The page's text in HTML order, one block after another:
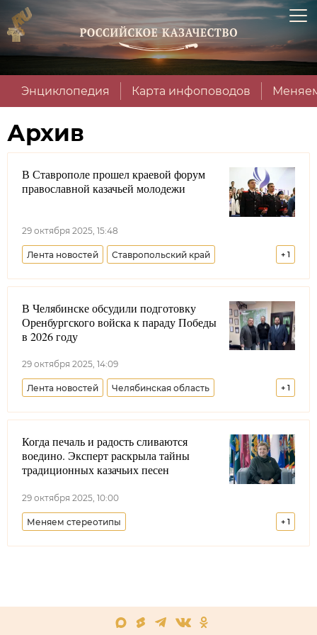
Энциклопедия Карта инфоповодов
Архив
В Ставрополе прошел краевой форум
православной казачьей молодежи
29 октября 2025, 15:48
+ 1
Лента новостей Ставропольский край
Казачья молодежь
В Челябинске обсудили подготовку
Оренбургского войска к параду Победы
в 2026 году
29 октября 2025, 14:09
+ 1
Лента новостей Челябинская область
Оренбургское войсковое казачье общество
Когда печаль и радость сливаются
воедино. Эксперт раскрыла тайны
традиционных казачьих песен
29 октября 2025, 10:00
+ 1
Меняем стереотипы
Совет при Президенте РФ по делам казачества